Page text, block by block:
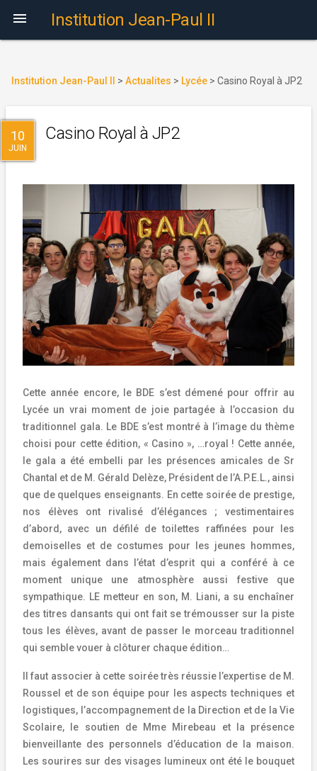
 Institution Jean-Paul II
Institution Jean-Paul II > Actualites > Lycée > Casino Royal à JP2
10
JUIN
Casino Royal à JP2
Cette année encore, le BDE s’est démené pour offrir au
Lycée un vrai moment de joie partagée à l’occasion du
traditionnel gala. Le BDE s’est montré à l’image du thème
choisi pour cette édition, « Casino », …royal ! Cette année,
le gala a été embelli par les présences amicales de Sr
Chantal et de M. Gérald Delèze, Président de l’A.P.E.L., ainsi
que de quelques enseignants. En cette soirée de prestige,
nos élèves ont rivalisé d’élégances ; vestimentaires
d’abord, avec un défilé de toilettes raffinées pour les
demoiselles et de costumes pour les jeunes hommes,
mais également dans l’état d’esprit qui a conféré à ce
moment unique une atmosphère aussi festive que
sympathique. LE metteur en son, M. Liani, a su enchaîner
des titres dansants qui ont fait se trémousser sur la piste
tous les élèves, avant de passer le morceau traditionnel
qui semble vouer à clôturer chaque édition…
Il faut associer à cette soirée très réussie l’expertise de M.
Roussel et de son équipe pour les aspects techniques et
logistiques, l’accompagnement de la Direction et de la Vie
Scolaire, le soutien de Mme Mirebeau et la présence
bienveillante des personnels d’éducation de la maison.
Les sourires sur des visages lumineux ont été le bouquet